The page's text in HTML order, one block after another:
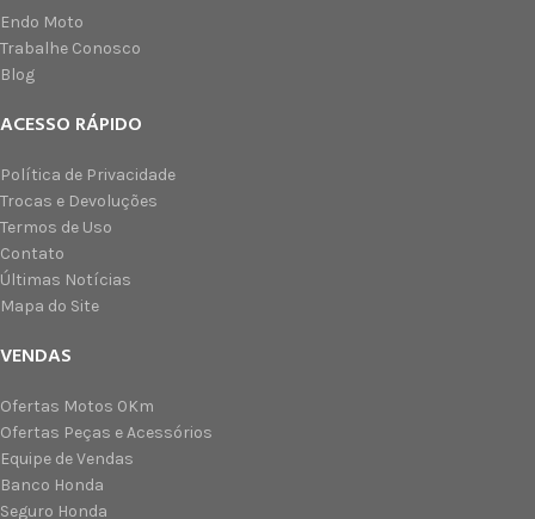
Endo Moto
Trabalhe Conosco
Blog
ACESSO RÁPIDO
Política de Privacidade
Trocas e Devoluções
Termos de Uso
Contato
Últimas Notícias
Mapa do Site
VENDAS
Ofertas Motos 0Km
Ofertas Peças e Acessórios
Equipe de Vendas
Banco Honda
Seguro Honda